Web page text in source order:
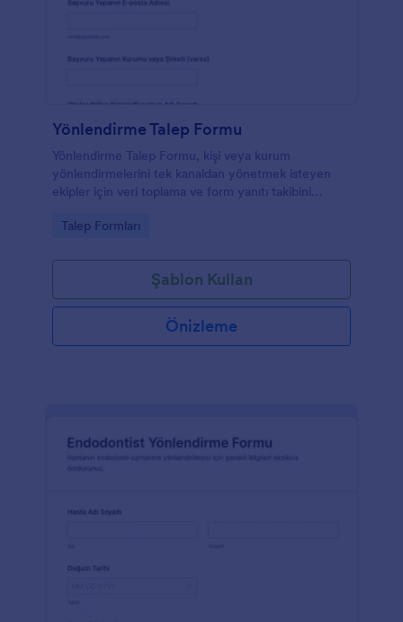
Yönlendirme Talep Formu
Yönlendirme Talep Formu, kişi veya kurum
yönlendirmelerini tek kanaldan yönetmek isteyen
ekipler için veri toplama ve form yanıtı takibini
Go to Category:
Talep Formları
Şablon Kullan
Önizleme